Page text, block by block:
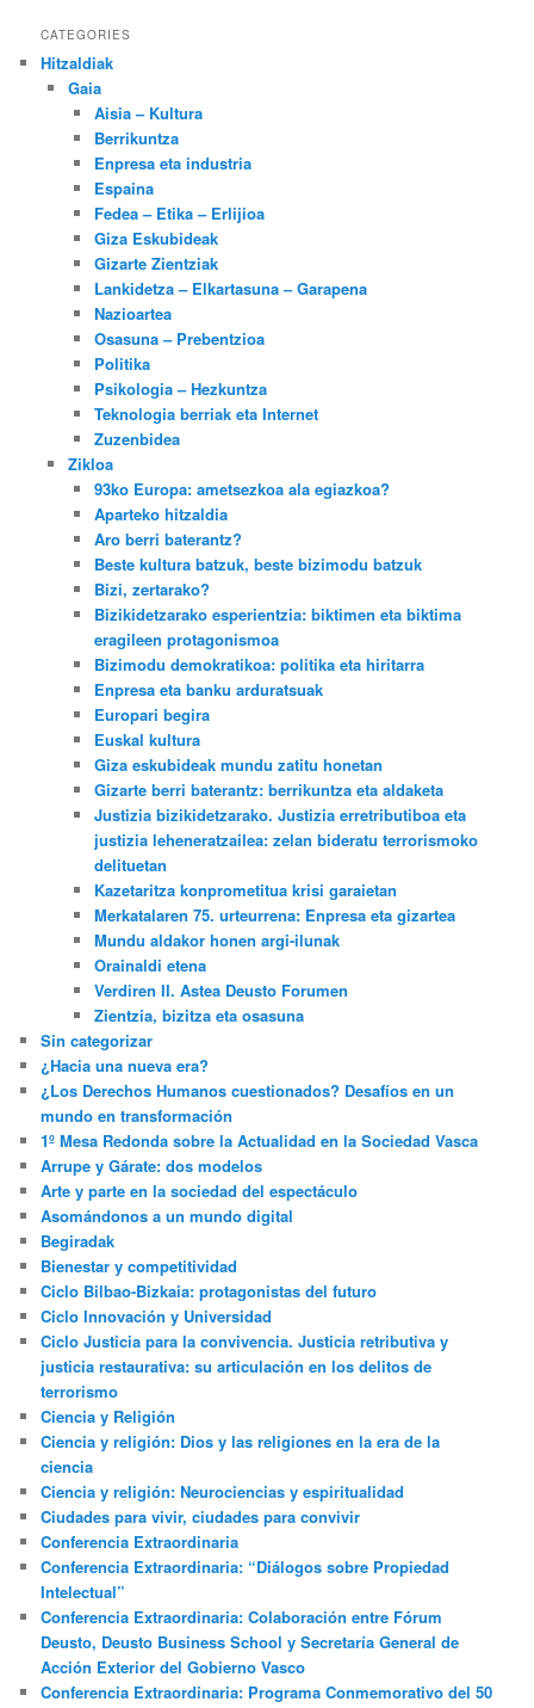
CATEGORIES
Hitzaldiak
Gaia
Aisia – Kultura
Berrikuntza
Enpresa eta industria
Espaina
Fedea – Etika – Erlijioa
Giza Eskubideak
Gizarte Zientziak
Lankidetza – Elkartasuna – Garapena
Nazioartea
Osasuna – Prebentzioa
Politika
Psikologia – Hezkuntza
Teknologia berriak eta Internet
Zuzenbidea
Zikloa
93ko Europa: ametsezkoa ala egiazkoa?
Aparteko hitzaldia
Aro berri baterantz?
Beste kultura batzuk, beste bizimodu batzuk
Bizi, zertarako?
Bizikidetzarako esperientzia: biktimen eta biktima
eragileen protagonismoa
Bizimodu demokratikoa: politika eta hiritarra
Enpresa eta banku arduratsuak
Europari begira
Euskal kultura
Giza eskubideak mundu zatitu honetan
Gizarte berri baterantz: berrikuntza eta aldaketa
Justizia bizikidetzarako. Justizia erretributiboa eta
justizia leheneratzailea: zelan bideratu terrorismoko
delituetan
Kazetaritza konprometitua krisi garaietan
Merkatalaren 75. urteurrena: Enpresa eta gizartea
Mundu aldakor honen argi-ilunak
Orainaldi etena
Verdiren II. Astea Deusto Forumen
Zientzia, bizitza eta osasuna
Sin categorizar
¿Hacia una nueva era?
¿Los Derechos Humanos cuestionados? Desafíos en un
mundo en transformación
1º Mesa Redonda sobre la Actualidad en la Sociedad Vasca
Arrupe y Gárate: dos modelos
Arte y parte en la sociedad del espectáculo
Asomándonos a un mundo digital
Begiradak
Bienestar y competitividad
Ciclo Bilbao-Bizkaia: protagonistas del futuro
Ciclo Innovación y Universidad
Ciclo Justicia para la convivencia. Justicia retributiva y
justicia restaurativa: su articulación en los delitos de
terrorismo
Ciencia y Religión
Ciencia y religión: Dios y las religiones en la era de la
ciencia
Ciencia y religión: Neurociencias y espiritualidad
Ciudades para vivir, ciudades para convivir
Conferencia Extraordinaria
Conferencia Extraordinaria: “Diálogos sobre Propiedad
Intelectual”
Conferencia Extraordinaria: Colaboración entre Fórum
Deusto, Deusto Business School y Secretaría General de
Acción Exterior del Gobierno Vasco
Conferencia Extraordinaria: Programa Conmemorativo del 50